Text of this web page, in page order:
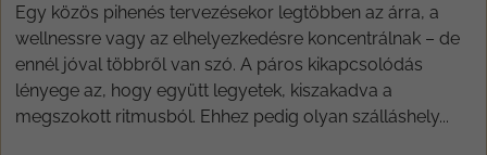
Egy közös pihenés tervezésekor legtöbben az árra, a
wellnessre vagy az elhelyezkedésre koncentrálnak – de
ennél jóval többről van szó. A páros kikapcsolódás
lényege az, hogy együtt legyetek, kiszakadva a
megszokott ritmusból. Ehhez pedig olyan szálláshely...